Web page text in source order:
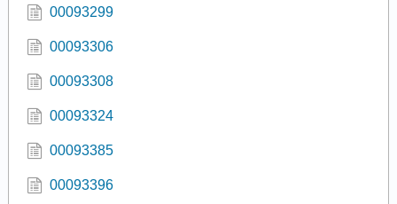
00093299
00093306
00093308
00093324
00093385
00093396